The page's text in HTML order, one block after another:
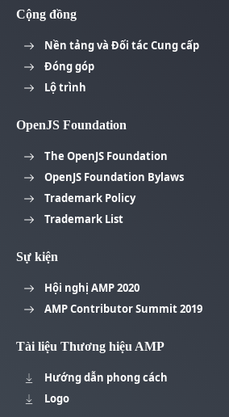
Cộng đồng
Nền tảng và Đối tác Cung cấp
Đóng góp
Lộ trình
OpenJS Foundation
The OpenJS Foundation
OpenJS Foundation Bylaws
Trademark Policy
Trademark List
Sự kiện
Hội nghị AMP 2020
AMP Contributor Summit 2019
Tài liệu Thương hiệu AMP
Hướng dẫn phong cách
Logo